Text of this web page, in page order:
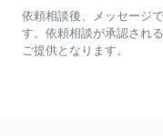
依頼相談後、メッセージ
す。依頼相談が承認され
ご提供となります。